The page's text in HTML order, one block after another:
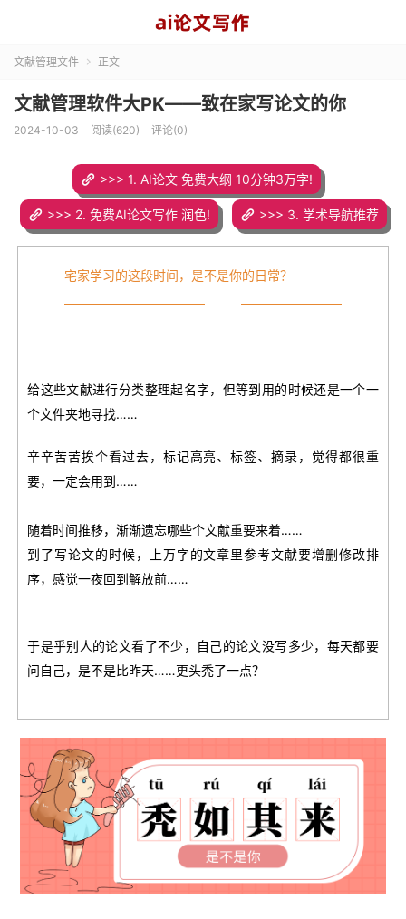
文献管理文件  正文
文献管理软件大PK——致在家写论文的你
2024-10-03 阅读(620) 评论(0)
>>> 1. AI论文 免费大纲 10分钟3万字!
>>> 2. 免费AI论文写作 润色! >>> 3. 学术导航推荐
宅家学习的这段时间，是不是你的日常？
给这些文献进行分类整理起名字，但等到用的时候还是一个一
个文件夹地寻找……
辛辛苦苦挨个看过去，标记高亮、标签、摘录，觉得都很重
要，一定会用到……
随着时间推移，渐渐遗忘哪些个文献重要来着……
到了写论文的时候，上万字的文章里参考文献要增删修改排
序，感觉一夜回到解放前……
于是乎别人的论文看了不少，自己的论文没写多少，每天都要
问自己，是不是比昨天……更头秃了一点？